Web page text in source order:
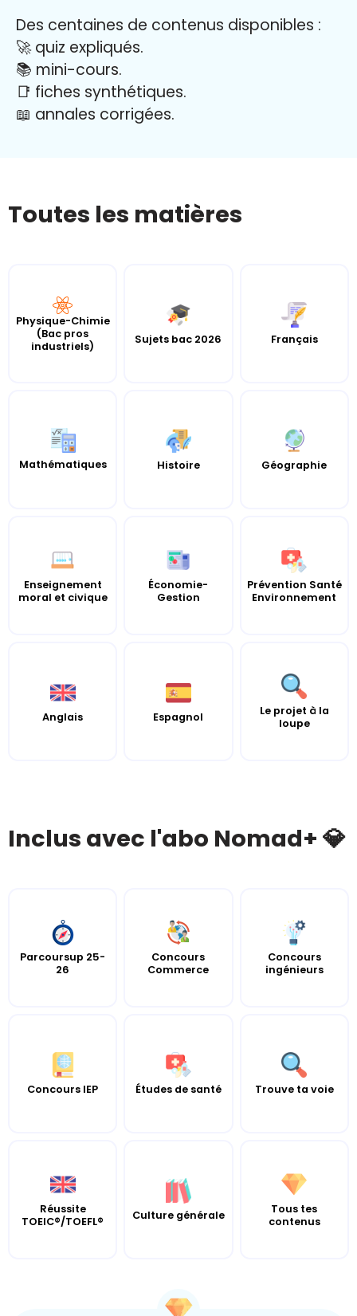
Des centaines de contenus disponibles :
🚀 quiz expliqués.
📚 mini-cours.
📑 fiches synthétiques.
📖 annales corrigées.
Toutes les matières
Physique-Chimie
(Bac pros
industriels)
Sujets bac 2026 Français
Mathématiques Histoire Géographie
Enseignement
moral et civique
Économie-
Gestion
Prévention Santé
Environnement
Anglais Espagnol
Le projet à la
loupe
Inclus avec l'abo Nomad+ 💎
Parcoursup 25-
26
Concours
Commerce
Concours
ingénieurs
Concours IEP Études de santé Trouve ta voie
Réussite
TOEIC®/TOEFL®
Culture générale
Tous tes
contenus